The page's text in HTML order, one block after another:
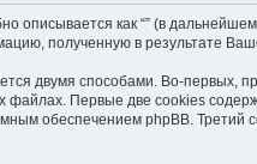
описывается как “” (в дальнейшем
полученную в результате
двумя способами. Во-первых,
Первые две cookies
обеспечением phpBB. Третий